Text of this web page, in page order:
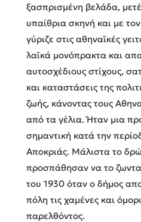
ξασπρισμένη βελάδα,
υπαίθρια σκηνή και με
γύριζε στις αθηναϊκές
λαϊκά μονόπρακτα και
αυτοσχέδιους στίχους,
και καταστάσεις της
ζωής, κάνοντας τους
από τα γέλια. Ήταν μια
σημαντική κατά την
Αποκριάς. Μάλιστα το
προσπάθησαν να το
του 1930 όταν ο δήμος
πόλη τις χαμένες και
παρελθόντος.